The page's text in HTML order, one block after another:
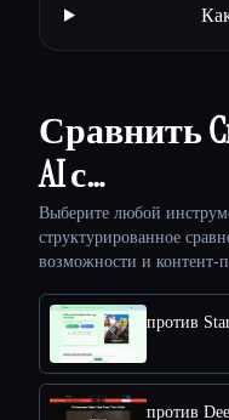
Сравнить
AI с…
Выберите любой
структурированное
возможности и контент-